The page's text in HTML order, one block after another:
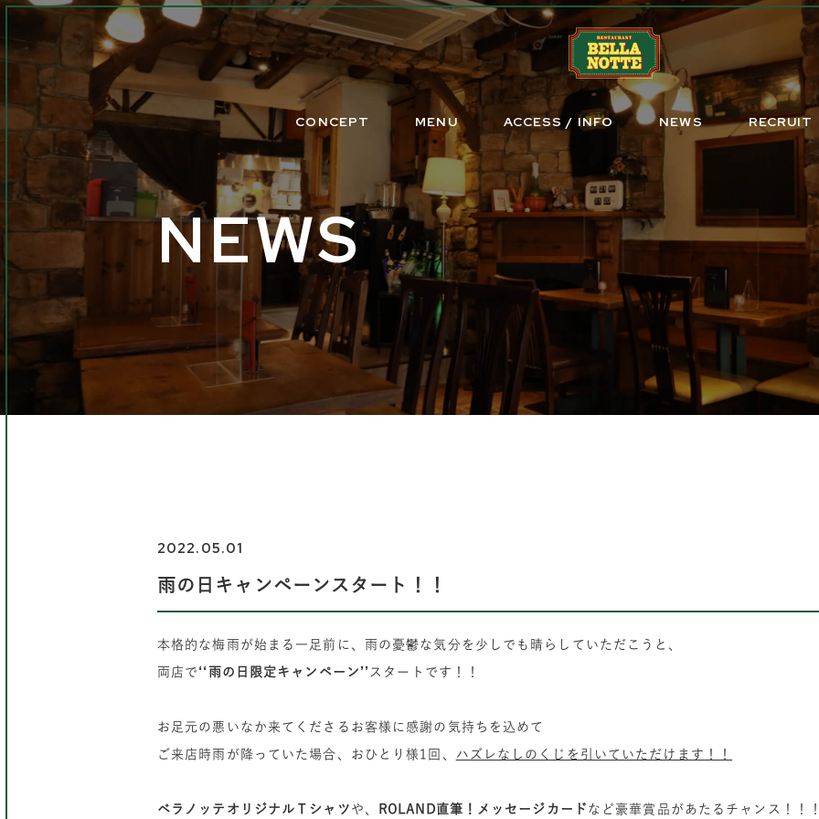
CONCEPT MENU ACCESS / INFO NEWS RECRUIT
NEWS
2022.05.01
雨の日キャンペーンスタート！！
本格的な梅雨が始まる一足前に、雨の憂鬱な気分を少しでも晴らしていただこうと、
両店で‘‘雨の日限定キャンペーン’’ スタートです！！
お足元の悪いなか来てくださるお客様に感謝の気持ちを込めて
ご来店時雨が降っていた場合、おひとり様1回、 ハズレなしのくじを引いていただけます！！
ベラノッテオリジナルＴシャツ や、 ROLAND直筆！メッセージカード など豪華賞品があたるチャンス！！